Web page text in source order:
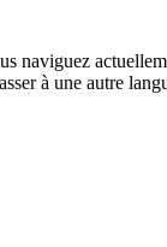
naviguez
à une autre